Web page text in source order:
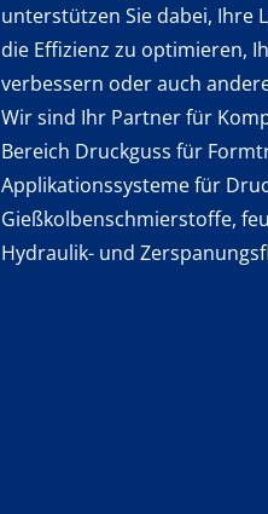
unterstützen Sie dabei, Ihre
die Effizienz zu optimieren,
verbessern oder auch
Wir sind Ihr Partner für
Bereich Druckguss für
Applikationssysteme für
Gießkolbenschmierstoffe,
Hydraulik- und